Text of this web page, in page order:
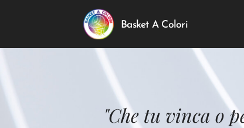
Basket A Colori
"Che tu vinca o